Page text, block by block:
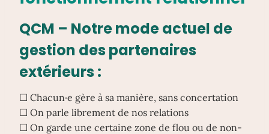
QCM – Notre mode actuel de
gestion des partenaires
extérieurs :
☐ Chacun·e gère à sa manière, sans concertation
☐ On parle librement de nos relations
☐ On garde une certaine zone de flou ou de non-